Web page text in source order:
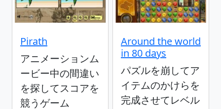
Pirath
アニメーションム
ービー中の間違い
を探してスコアを
競うゲーム
Around the world
in 80 days
パズルを崩してア
イテムのかけらを
完成させてレベル